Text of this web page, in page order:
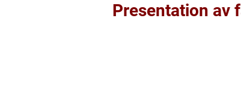
Presentation av